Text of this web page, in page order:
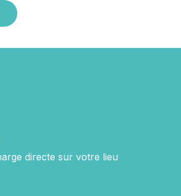
directe sur votre lieu